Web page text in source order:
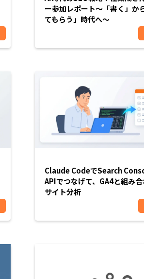
ー参加レポート〜「書く」か
てもらう」時代へ〜
Claude CodeでSearch
APIでつなげて、GA4と組み
サイト分析